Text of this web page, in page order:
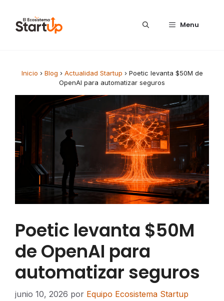
Menu
Inicio › Blog › Actualidad Startup › Poetic levanta $50M de
OpenAI para automatizar seguros
Poetic levanta $50M
de OpenAI para
automatizar seguros
junio 10, 2026 por Equipo Ecosistema Startup